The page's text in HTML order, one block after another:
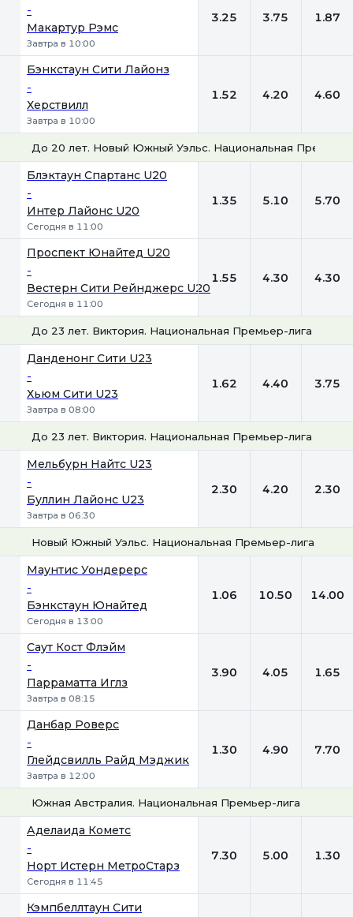
-
Макартур Рэмс
Завтра в 10:00
3.25 3.75 1.87
Бэнкстаун Сити Лайонз
-
Херствилл
Завтра в 10:00
1.52 4.20 4.60
До 20 лет. Новый Южный Уэльс. Национальная Премьер-
Блэктаун Спартанс U20
-
Интер Лайонс U20
Сегодня в 11:00
1.35 5.10 5.70
Проспект Юнайтед U20
-
Вестерн Сити Рейнджерс U20
Сегодня в 11:00
1.55 4.30 4.30
До 23 лет. Виктория. Национальная Премьер-лига
Данденонг Сити U23
-
Хьюм Сити U23
Завтра в 08:00
1.62 4.40 3.75
До 23 лет. Виктория. Национальная Премьер-лига 2
Мельбурн Найтс U23
-
Буллин Лайонс U23
Завтра в 06:30
2.30 4.20 2.30
Новый Южный Уэльс. Национальная Премьер-лига-3
Маунтис Уондерерс
-
Бэнкстаун Юнайтед
Сегодня в 13:00
1.06 10.50 14.00
Саут Кост Флэйм
-
Парраматта Иглз
Завтра в 08:15
3.90 4.05 1.65
Данбар Роверс
-
Глейдсвилль Райд Мэджик
Завтра в 12:00
1.30 4.90 7.70
Южная Австралия. Национальная Премьер-лига
Аделаида Кометс
-
Норт Истерн МетроСтарз
Сегодня в 11:45
7.30 5.00 1.30
Кэмпбеллтаун Сити